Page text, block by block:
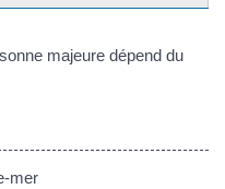
majeure dépend du
mer